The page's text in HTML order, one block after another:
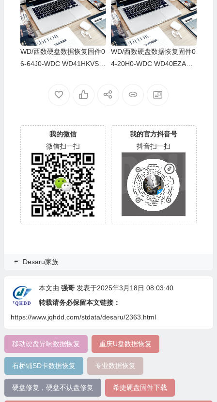
00
00
WD/西数硬盘数据恢复固件0
6-64J0-WDC WD41HKVS-7
WD/西数硬盘数据恢复固件0
4-20H0-WDC WD40EZAZ-0
700
我的微信
微信扫一扫
我的官方抖音号
抖音扫一扫
Desaru家族
本文由 强哥 发表于2025年3月18日 08:03:40
转载请务必保留本文链接：
https://www.jqhdd.com/stdata/desaru/2363.html
移动硬盘异响数据恢复 重庆U盘数据恢复
石桥铺SD卡数据恢复 专业数据恢复
硬盘修复，硬盘不认盘修复 希捷硬盘固件下载